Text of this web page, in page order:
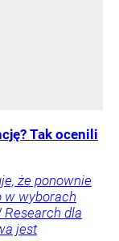
Tak ocenili
że ponownie
w wyborach
dla
jest